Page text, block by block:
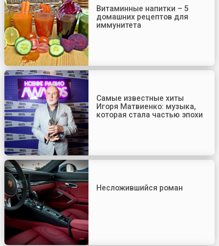
Витаминные напитки – 5
домашних рецептов для
иммунитета
Самые известные хиты
Игоря Матвиенко: музыка,
которая стала частью эпохи
Несложившийся роман